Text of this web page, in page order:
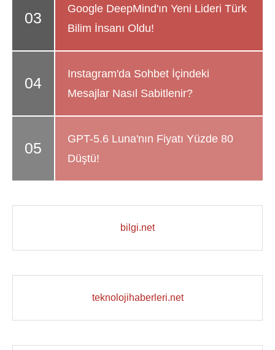
Google DeepMind'ın Yeni Lideri Türk
Bilim İnsanı Oldu!
Instagram'da Sohbet İçindeki
Mesajlar Nasıl Sabitlenir?
GPT-5.6 Luna'nın Fiyatı Yüzde 80
Düştü!
bilgi.net
teknolojihaberleri.net